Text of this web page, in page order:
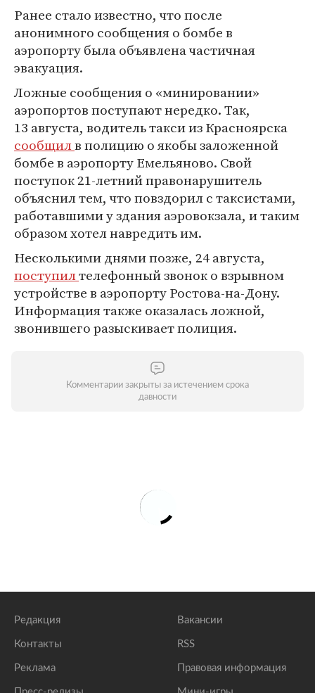
Ранее стало известно, что после
анонимного сообщения о бомбе в
аэропорту была объявлена частичная
эвакуация.
Ложные сообщения о «минировании»
аэропортов поступают нередко. Так,
13 августа, водитель такси из Красноярска
сообщилв полицию о якобы заложенной
бомбе в аэропорту Емельяново. Свой
поступок 21-летний правонарушитель
объяснил тем, что повздорил с таксистами,
работавшими у здания аэровокзала, и таким
образом хотел навредить им.
Несколькими днями позже, 24 августа,
поступилтелефонный звонок о взрывном
устройстве в аэропорту Ростова-на-Дону.
Информация также оказалась ложной,
звонившего разыскивает полиция.
Комментарии закрыты за истечением срока
давности
Редакция
Контакты
Реклама
Вакансии
RSS
Правовая информация